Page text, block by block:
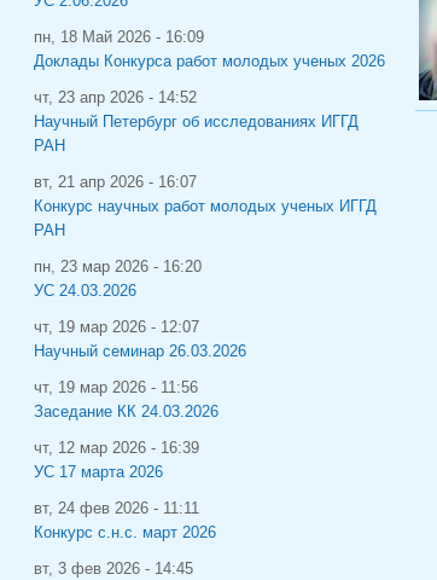
пн, 18 Май 2026 - 16:09
Доклады Конкурса работ молодых ученых 2026
чт, 23 апр 2026 - 14:52
Научный Петербург об исследованиях ИГГД
РАН
вт, 21 апр 2026 - 16:07
Конкурс научных работ молодых ученых ИГГД
РАН
пн, 23 мар 2026 - 16:20
УС 24.03.2026
чт, 19 мар 2026 - 12:07
Научный семинар 26.03.2026
чт, 19 мар 2026 - 11:56
Заседание КК 24.03.2026
чт, 12 мар 2026 - 16:39
УС 17 марта 2026
вт, 24 фев 2026 - 11:11
Конкурс с.н.с. март 2026
вт, 3 фев 2026 - 14:45